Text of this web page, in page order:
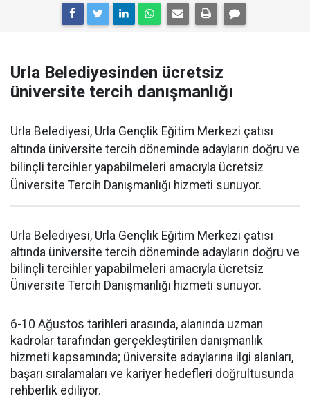
Urla Belediyesinden ücretsiz
üniversite tercih danışmanlığı
Urla Belediyesi, Urla Gençlik Eğitim Merkezi çatısı
altında üniversite tercih döneminde adayların doğru ve
bilinçli tercihler yapabilmeleri amacıyla ücretsiz
Üniversite Tercih Danışmanlığı hizmeti sunuyor.
Urla Belediyesi, Urla Gençlik Eğitim Merkezi çatısı
altında üniversite tercih döneminde adayların doğru ve
bilinçli tercihler yapabilmeleri amacıyla ücretsiz
Üniversite Tercih Danışmanlığı hizmeti sunuyor.
6-10 Ağustos tarihleri arasında, alanında uzman
kadrolar tarafından gerçekleştirilen danışmanlık
hizmeti kapsamında; üniversite adaylarına ilgi alanları,
başarı sıralamaları ve kariyer hedefleri doğrultusunda
rehberlik ediliyor.